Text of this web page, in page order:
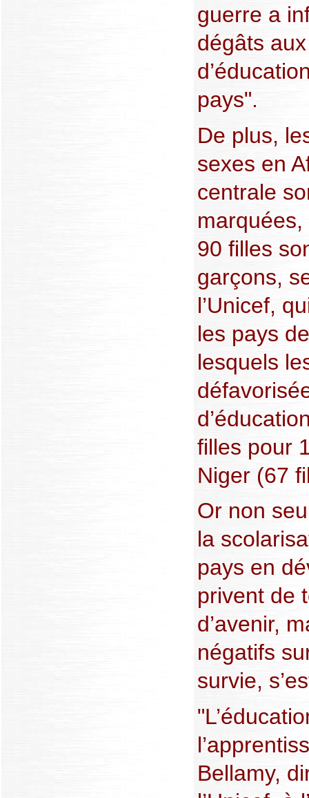
guerre a
dégâts
pays".
De plus,
sexes en
centrale
marquées,
90 filles
garçons,
l’Unicef,
les pays
lesquels
filles pour
Niger (67
Or non
la
pays en
privent de
d’avenir,
négatifs
survie,
Bellamy,